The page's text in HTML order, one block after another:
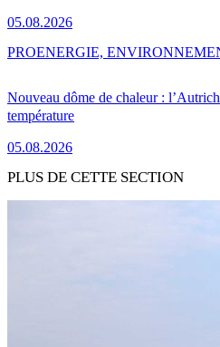
05.08.2026
Nouveau dôme de chaleur :
température
05.08.2026
PROENERGIE,
PLUS DE CETTE SECTION